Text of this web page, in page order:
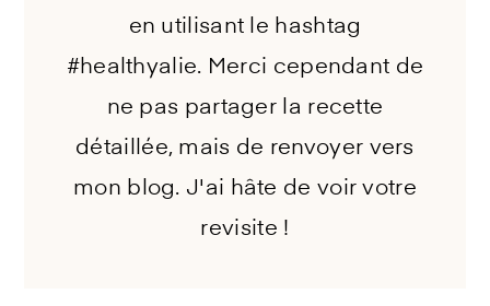
en utilisant le hashtag
#healthyalie. Merci cependant de
ne pas partager la recette
détaillée, mais de renvoyer vers
mon blog. J'ai hâte de voir votre
revisite !